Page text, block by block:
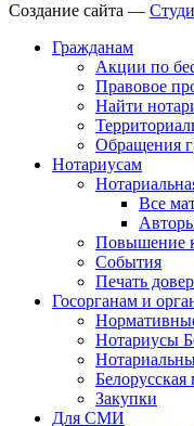
Создание сайта —
Гражданам
Акции по
Правовое
Найти
Обращения
Нотариусам
Все
Повышение
События
Печать
Госорганам и
Нотариусы
Белорусская
Закупки
Для СМИ